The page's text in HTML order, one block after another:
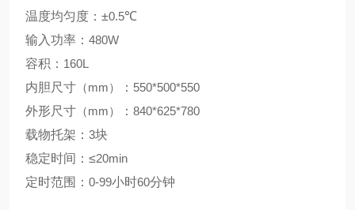
温度均匀度：±0.5℃
输入功率： 480W
容积： 160L
内胆尺寸 （mm） ： 550*500*550
外形尺寸 （mm） ： 840*625*780
载物托架： 3块
稳定时间：≤20min
定时范围： 0-99小时60分钟